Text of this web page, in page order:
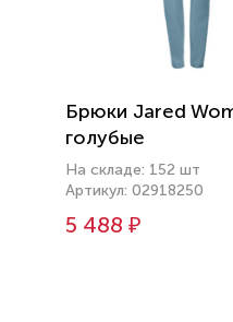
Брюки Jared
голубые
На складе: 152 шт
Артикул: 02918250
5 488 ₽